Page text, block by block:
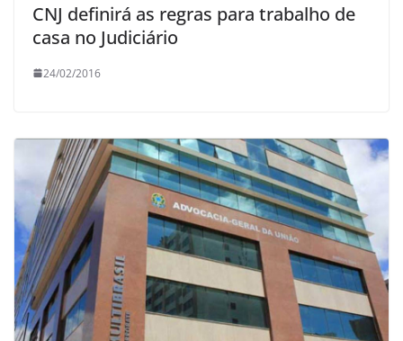
CNJ definirá as regras para trabalho de
casa no Judiciário
24/02/2016